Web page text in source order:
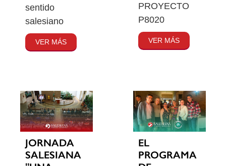
sentido
salesiano
VER MÁS
PROYECTO
P8020
VER MÁS
JORNADA
SALESIANA
EL
PROGRAMA